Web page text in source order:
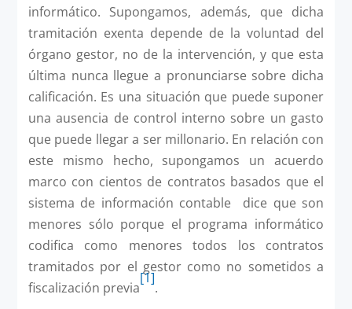
informático. Supongamos, además, que dicha
tramitación exenta depende de la voluntad del
órgano gestor, no de la intervención, y que esta
última nunca llegue a pronunciarse sobre dicha
calificación. Es una situación que puede suponer
una ausencia de control interno sobre un gasto
que puede llegar a ser millonario. En relación con
este mismo hecho, supongamos un acuerdo
marco con cientos de contratos basados que el
sistema de información contable dice que son
menores sólo porque el programa informático
codifica como menores todos los contratos
tramitados por el gestor como no sometidos a
fiscalización previa
[1]
.